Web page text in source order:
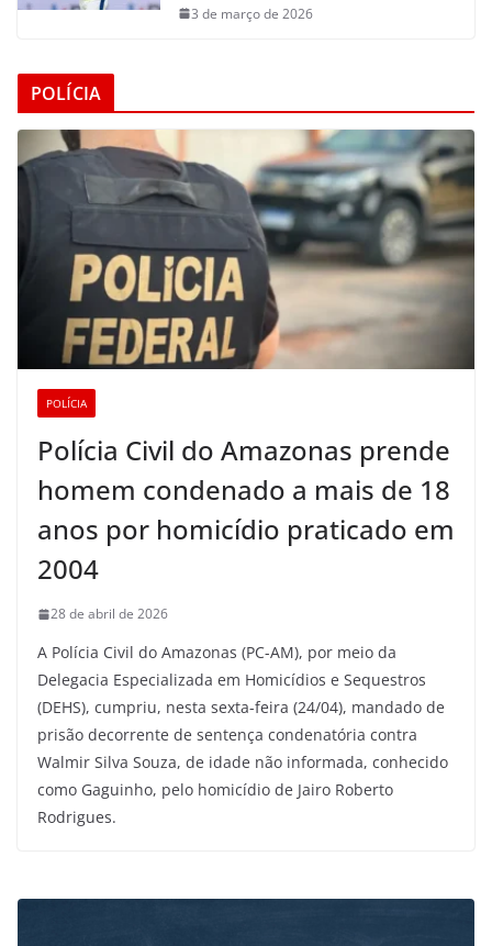
3 de março de 2026
POLÍCIA
POLÍCIA
Polícia Civil do Amazonas prende
homem condenado a mais de 18
anos por homicídio praticado em
2004
28 de abril de 2026
A Polícia Civil do Amazonas (PC-AM), por meio da
Delegacia Especializada em Homicídios e Sequestros
(DEHS), cumpriu, nesta sexta-feira (24/04), mandado de
prisão decorrente de sentença condenatória contra
Walmir Silva Souza, de idade não informada, conhecido
como Gaguinho, pelo homicídio de Jairo Roberto
Rodrigues.